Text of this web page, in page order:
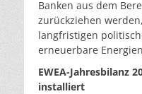
Banken aus dem
zurückziehen
langfristigen
erneuerbare
EWEA-Jahresbilanz
installiert